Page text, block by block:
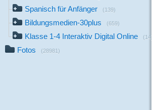
Spanisch für Anfänger (139)
Bildungsmedien-30plus (659)
Klasse 1-4 Interaktiv Digital Online (14)
Fotos (28981)